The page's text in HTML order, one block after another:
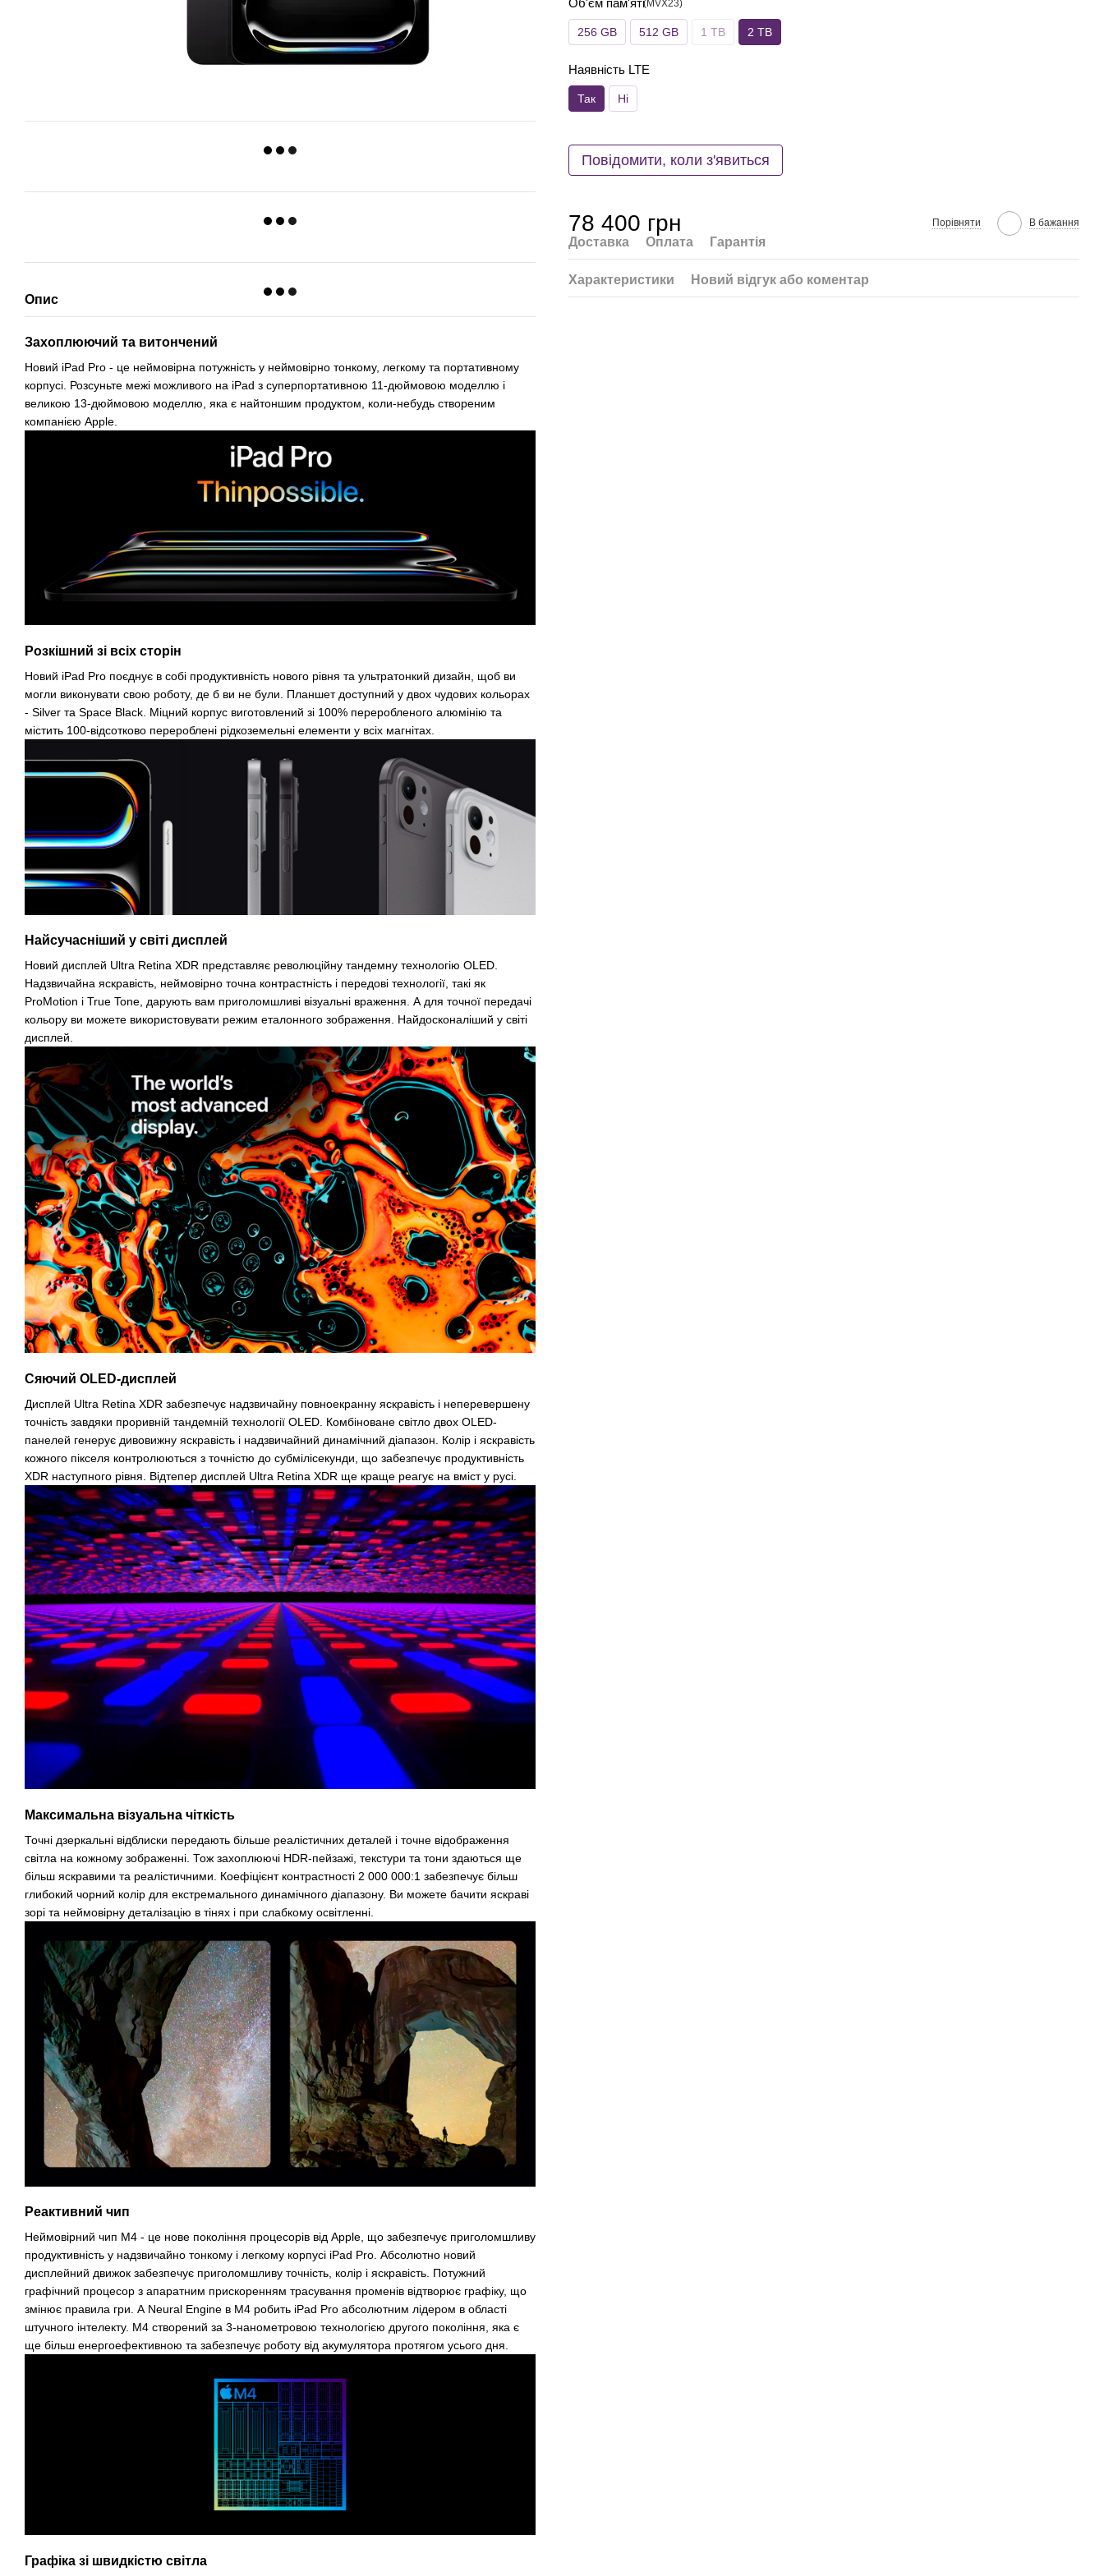
Опис
Захоплюючий та витончений
Новий iPad Pro - це неймовірна потужність у неймовірно тонкому, легкому та портативному
корпусі. Розсуньте межі можливого на iPad з суперпортативною 11-дюймовою моделлю і
великою 13-дюймовою моделлю, яка є найтоншим продуктом, коли-небудь створеним
компанією Apple.
Розкішний зі всіх сторін
Новий iPad Pro поєднує в собі продуктивність нового рівня та ультратонкий дизайн, щоб ви
могли виконувати свою роботу, де б ви не були. Планшет доступний у двох чудових кольорах
- Silver та Space Black. Міцний корпус виготовлений зі 100% переробленого алюмінію та
містить 100-відсотково перероблені рідкоземельні елементи у всіх магнітах.
Найсучасніший у світі дисплей
Новий дисплей Ultra Retina XDR представляє революційну тандемну технологію OLED.
Надзвичайна яскравість, неймовірно точна контрастність і передові технології, такі як
ProMotion і True Tone, дарують вам приголомшливі візуальні враження. А для точної передачі
кольору ви можете використовувати режим еталонного зображення. Найдосконаліший у світі
дисплей.
Сяючий OLED-дисплей
Дисплей Ultra Retina XDR забезпечує надзвичайну повноекранну яскравість і неперевершену
точність завдяки проривній тандемній технології OLED. Комбіноване світло двох OLED-
панелей генерує дивовижну яскравість і надзвичайний динамічний діапазон. Колір і яскравість
кожного пікселя контролюються з точністю до субмілісекунди, що забезпечує продуктивність
XDR наступного рівня. Відтепер дисплей Ultra Retina XDR ще краще реагує на вміст у русі.
Максимальна візуальна чіткість
Точні дзеркальні відблиски передають більше реалістичних деталей і точне відображення
світла на кожному зображенні. Тож захоплюючі HDR-пейзажі, текстури та тони здаються ще
більш яскравими та реалістичними. Коефіцієнт контрастності 2 000 000:1 забезпечує більш
глибокий чорний колір для екстремального динамічного діапазону. Ви можете бачити яскраві
зорі та неймовірну деталізацію в тінях і при слабкому освітленні.
Реактивний чип
Неймовірний чип M4 - це нове покоління процесорів від Apple, що забезпечує приголомшливу
продуктивність у надзвичайно тонкому і легкому корпусі iPad Pro. Абсолютно новий
дисплейний движок забезпечує приголомшливу точність, колір і яскравість. Потужний
графічний процесор з апаратним прискоренням трасування променів відтворює графіку, що
змінює правила гри. А Neural Engine в M4 робить iPad Pro абсолютним лідером в області
штучного інтелекту. M4 створений за 3-нанометровою технологією другого покоління, яка є
ще більш енергоефективною та забезпечує роботу від акумулятора протягом усього дня.
Графіка зі швидкістю світла
Об'єм пам'яті
256 GB 512 GB 1 TB 2 TB
Наявність LTE
Так Ні
Повідомити, коли з'явиться
78 400 грн Порівняти В бажання
Доставка Оплата Гарантія
Характеристики Новий відгук або коментар